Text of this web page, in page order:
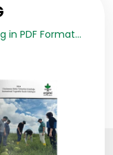
PDF Format...